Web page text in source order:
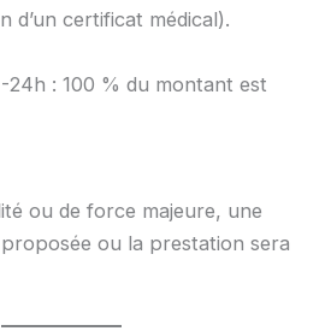
d’un certificat médical).
24h : 100 % du montant est
ou de force majeure, une
ou la prestation sera